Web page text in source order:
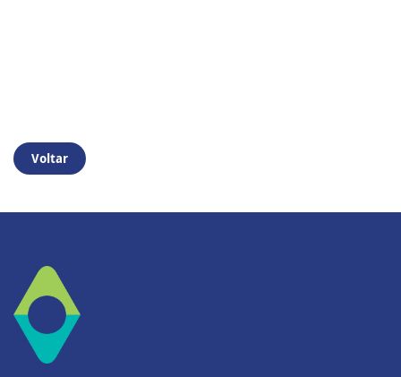
Voltar